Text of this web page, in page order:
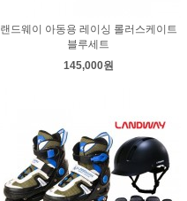
랜드웨이 아동용 레이싱 롤러스케이트
블루세트
145,000원